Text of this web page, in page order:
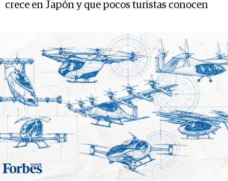
crece en Japón y que pocos turistas conocen